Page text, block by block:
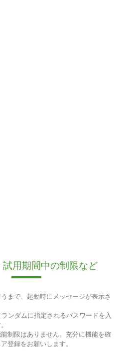
試用期間中の制限など
まで、起動時にメッセージが表示さ
ンダムに指定されるパスワードを入
制限はありません。充分に機能を確
登録をお願いします。